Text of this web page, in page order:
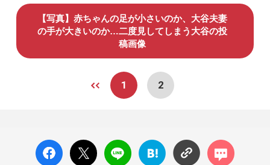
【写真】赤ちゃんの足が小さいのか、大谷夫妻
の手が大きいのか…二度見してしまう大谷の投
稿画像
1 2
facebo
ok い
X ポス
ト
LINE
はてな
ブック
コメン
ト